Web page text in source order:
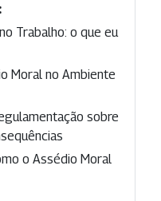
Trabalho: o que eu
Moral no Ambiente
sobre
o Assédio Moral